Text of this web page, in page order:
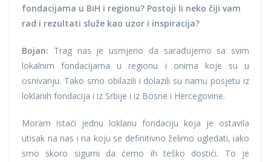
fondacijama u BiH i regionu? Postoji li neko čiji vam
rad i rezultati služe kao uzor i inspiracija?
Bojan: Trag nas je usmjerio da sarađujemo sa svim
lokalnim fondacijama u regionu i onima koje su u
osnivanju. Tako smo obilazili i dolazili su namu posjetu iz
loklanih fondacija i iz Srbije i iz Bosne i Hercegovine.
Moram istaći jednu loklanu fondaciju koja je ostavila
utisak na nas i na koju se definitivno želimo ugledati, iako
smo skoro sigurni da ćemo ih teško dostići. To je